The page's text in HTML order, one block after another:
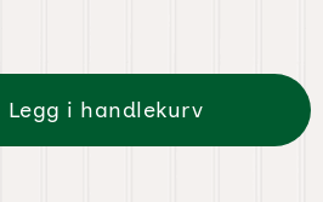
Kruka i trådkurv
Legg i handlekurv